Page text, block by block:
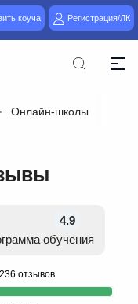
коуча Регистрация/ЛК
Онлайн-школы
4.9
обучения
236 отзывов